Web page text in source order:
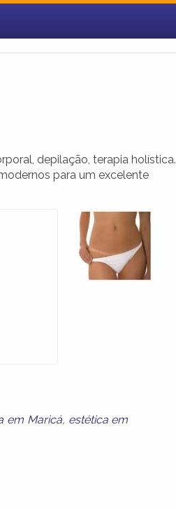
depilação, terapia holística.
para um excelente
em Maricá, estética em